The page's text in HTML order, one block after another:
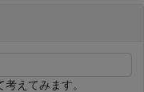
考えてみます。